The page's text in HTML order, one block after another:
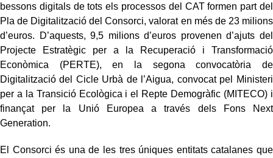
bessons digitals de tots els processos del CAT formen part del
Pla de Digitalització del Consorci, valorat en més de 23 milions
d’euros. D’aquests, 9,5 milions d’euros provenen d’ajuts del
Projecte Estratègic per a la Recuperació i Transformació
Econòmica (PERTE), en la segona convocatòria de
Digitalització del Cicle Urbà de l’Aigua, convocat pel Ministeri
per a la Transició Ecològica i el Repte Demogràfic (MITECO) i
finançat per la Unió Europea a través dels Fons Next
Generation.
El Consorci és una de les tres úniques entitats catalanes que